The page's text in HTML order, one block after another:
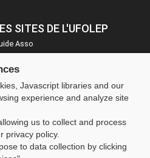
SITES DE L'UFOLEP
Asso
évènements
Javascript libraries and our
experience and analyze site
us to collect and process
privacy policy.
to data collection by clicking